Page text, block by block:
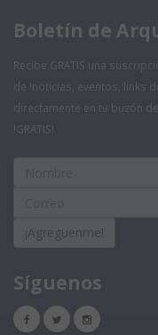
Boletín de
Recibe GRATIS una
de !noticias, eventos, links
directamente en tu buzón
!GRATIS!
¡Agreguenme!
Síguenos